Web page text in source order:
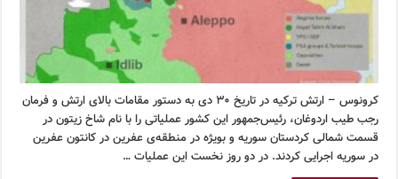
کرونوس – ارتش ترکیه در تاریخ ۳۰ دی به دستور مقامات بالای ارتش و فرمان
رجب طیب اردوغان، رئیس‌جمهور این کشور عملیاتی را با نام شاخ زیتون در
قسمت شمالی کردستان سوریه و بویژه در منطقه‌ی عفرین در کانتون عفرین
در سوریه اجرایی کردند. در دو روز نخست این عملیات …